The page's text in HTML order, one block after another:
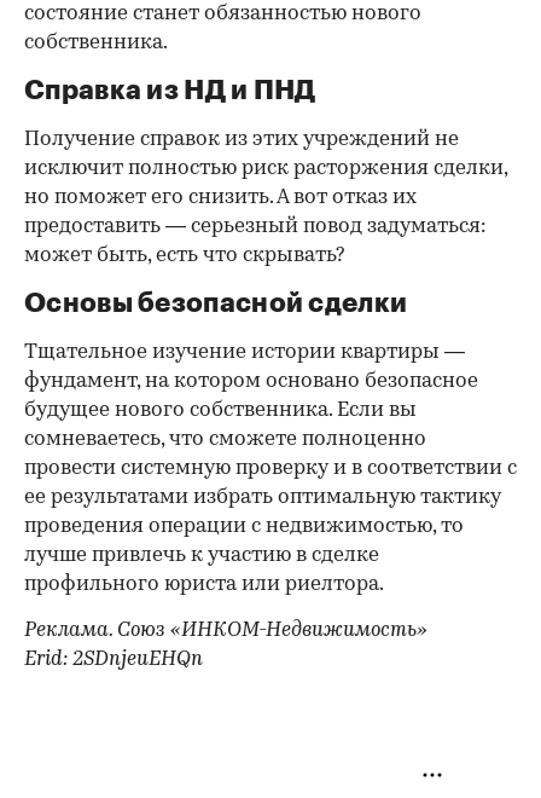
состояние станет обязанностью нового
собственника.
Справка из НД и ПНД
Получение справок из этих учреждений не
исключит полностью риск расторжения сделки,
но поможет его снизить. А вот отказ их
предоставить — серьезный повод задуматься:
может быть, есть что скрывать?
Основы безопасной сделки
Тщательное изучение истории квартиры —
фундамент, на котором основано безопасное
будущее нового собственника. Если вы
сомневаетесь, что сможете полноценно
провести системную проверку и в соответствии с
ее результатами избрать оптимальную тактику
проведения операции с недвижимостью, то
лучше привлечь к участию в сделке
профильного юриста или риелтора.
Реклама. Союз «ИНКОМ-Недвижимость»
Erid: 2SDnjeuEHQn